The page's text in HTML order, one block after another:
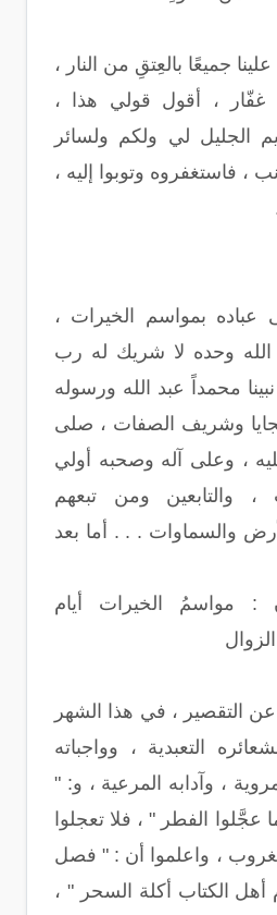
جميعًا بالعِتقِ من النار ،
غفّار ، أقول قولي هذا ،
الجليل لي ولكم ولسائر
، فاستغفروه وتوبوا إليه ،
عباده بمواسم الخيرات ،
الله وحده لا شريك له رب
محمداً عبد الله ورسوله
وشريف الصفات ، صلى
، وعلى آله وصحبه أولي
، والتابعين ومن تبعهم
والسماوات . . . أما بعد
: مواسمُ الخيرات أيام
التقصير ، في هذا الشهر
التعبدية ، وواجباته
، وآدابه المرعية ، و: "
عجَّلوا الفطر " ، فلا تعجلوا
، واعلموا أن : " فصل
أهل الكتاب أكلة السحر " ،